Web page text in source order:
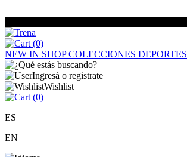
(0)
NEW IN SHOPCOLECCIONES DEPORTES
Ingresá o registrate
Wishlist
(0)
ES
EN